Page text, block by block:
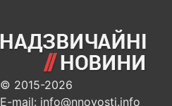
© 2015-2026
E-mail: info@nnovosti.info